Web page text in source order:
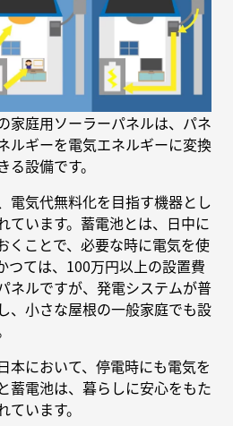
家庭用ソーラーパネルは、パネ
ルギーを電気エネルギーに変換
設備です。
電気代無料化を目指す機器とし
ています。蓄電池とは、日中に
くことで、必要な時に電気を使
つては、100万円以上の設置費
ネルですが、発電システムが普
、小さな屋根の一般家庭でも設
本において、停電時にも電気を
蓄電池は、暮らしに安心をもた
います。